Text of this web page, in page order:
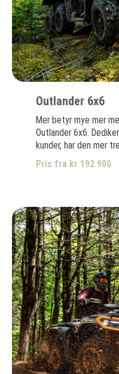
Outlander 6x6
Mer betyr mye mer
Outlander 6x6.
kunder, har den mer
Pris fra kr 192 900